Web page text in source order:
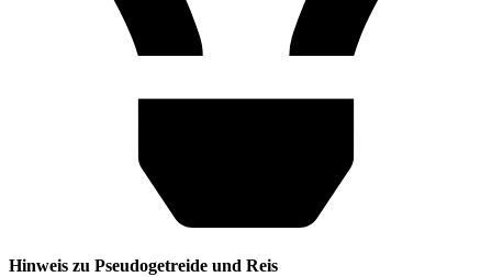
Hinweis zu Pseudogetreide und Reis